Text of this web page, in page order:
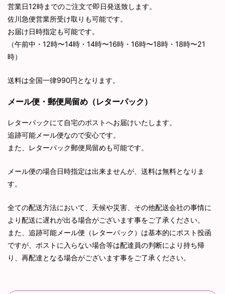
営業日12時までのご注文で即日発送致します。
佐川急便営業所受け取りも可能です。
お届け日時指定も可能です。
（午前中・12時〜14時・14時〜16時・16時〜18時・18時〜21
時）
送料は全国一律990円となります。
メール便・郵便局留め（レターパック）
レターパックにて自宅のポストへお届けいたします。
追跡可能メール便なので安心です。
また、レターパック郵便局留めも可能です。
メール便の場合日時指定は出来ませんが、送料は無料となりま
す。
全ての配送方法において、天候や災害、その他配送会社の事情に
より配送に遅れが出る場合がございます事をご了承ください。
また、追跡可能メール便（レターパック）は基本的にポスト投函
ですが、ポストに入らない場合等は配達員の判断により持ち帰
り、再配達となる場合がございます事をご了承ください。